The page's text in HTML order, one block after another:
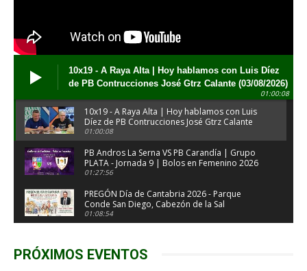
10x19 - A Raya Alta | Hoy hablamos con Luis Díez
de PB Contrucciones José Gtrz Calante (03/08/2026)
01:00:08
10x19 - A Raya Alta | Hoy hablamos con Luis
Díez de PB Contrucciones José Gtrz Calante
(03/08/2026)
01:00:08
PB Andros La Serna VS PB Carandía | Grupo
PLATA - Jornada 9 | Bolos en Femenino 2026
01:27:56
PREGÓN Día de Cantabria 2026 - Parque
Conde San Diego, Cabezón de la Sal
(31/07/2026)
01:08:54
02:30:11
PRÓXIMOS EVENTOS